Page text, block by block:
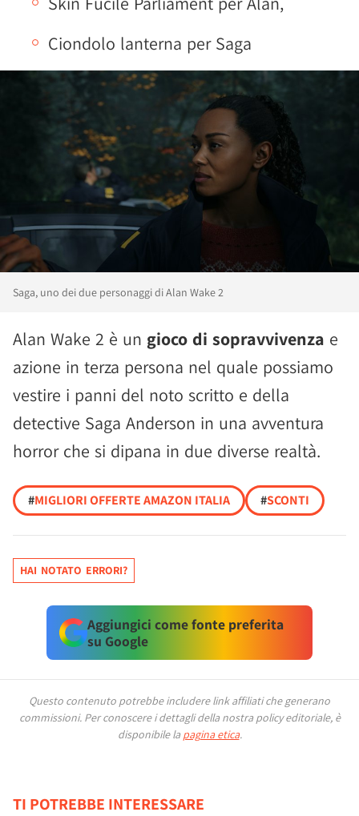
Ciondolo lanterna per Saga
Saga, uno dei due personaggi di Alan Wake 2
Alan Wake 2 è un gioco di sopravvivenza e
azione in terza persona nel quale possiamo
vestire i panni del noto scritto e della
detective Saga Anderson in una avventura
horror che si dipana in due diverse realtà.
#MIGLIORI OFFERTE AMAZON ITALIA #SCONTI
HAI NOTATO ERRORI?
Aggiungici come fonte preferita
su Google
Questo contenuto potrebbe includere link affiliati che generano
commissioni. Per conoscere i dettagli della nostra policy editoriale, è
disponibile la pagina etica.
TI POTREBBE INTERESSARE